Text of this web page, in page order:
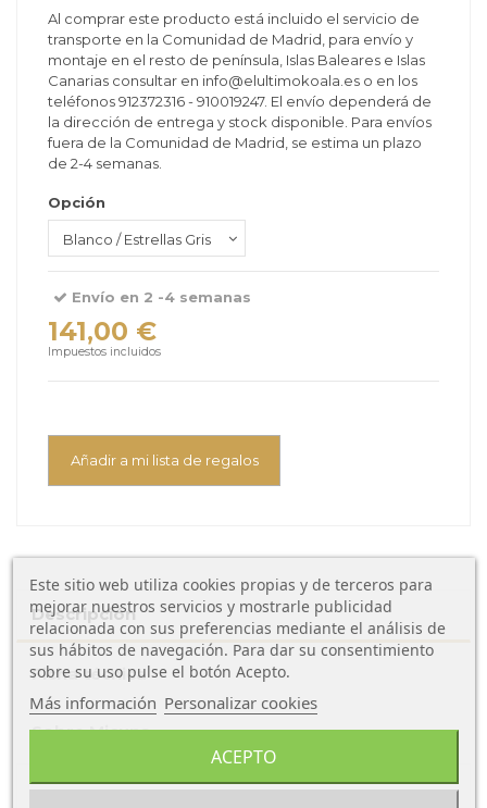
Al comprar este producto está incluido el servicio de
transporte en la Comunidad de Madrid, para envío y
montaje en el resto de península, Islas Baleares e Islas
Canarias consultar en info@elultimokoala.es o en los
teléfonos 912372316 - 910019247. El envío dependerá de
la dirección de entrega y stock disponible. Para envíos
fuera de la Comunidad de Madrid, se estima un plazo
de 2-4 semanas.
Opción
Envío en 2 -4 semanas
141,00 €
Impuestos incluidos
Añadir a mi lista de regalos
Descripción
Ficha técnica
Sobre Micuna
Este sitio web utiliza cookies propias y de terceros para
mejorar nuestros servicios y mostrarle publicidad
relacionada con sus preferencias mediante el análisis de
sus hábitos de navegación. Para dar su consentimiento
sobre su uso pulse el botón Acepto.
Más información Personalizar cookies
ACEPTO